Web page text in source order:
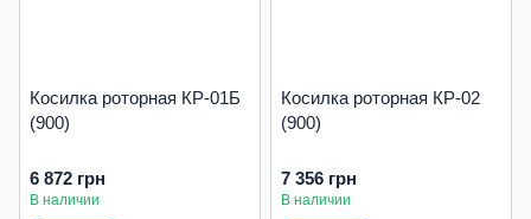
Косилка роторная КР-01Б
(900)
6 872 грн
В наличии
Косилка роторная КР-02
(900)
7 356 грн
В наличии